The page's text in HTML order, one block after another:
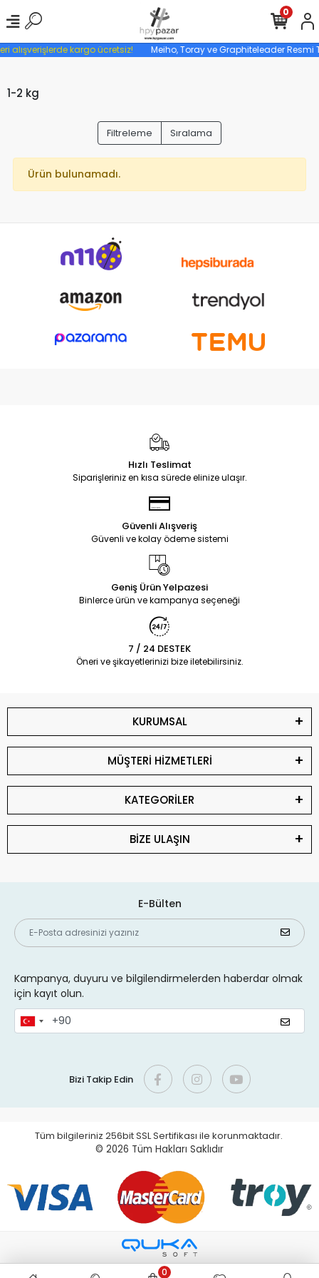
alışverişlerde kargo ücretsiz! Meiho, Toray ve Graphiteleader Resmi
0
1-2 kg
Filtreleme Sıralama
Ürün bulunamadı.
Hızlı Teslimat
Siparişleriniz en kısa sürede elinize ulaşır.
Güvenli Alışveriş
Güvenli ve kolay ödeme sistemi
Geniş Ürün Yelpazesi
Binlerce ürün ve kampanya seçeneği
7 / 24 DESTEK
Öneri ve şikayetlerinizi bize iletebilirsiniz.
KURUMSAL
MÜŞTERİ HİZMETLERİ
KATEGORİLER
BİZE ULAŞIN
E-Bülten
Kampanya, duyuru ve bilgilendirmelerden haberdar olmak
için kayıt olun.
Bizi Takip Edin
Tüm bilgileriniz 256bit SSL Sertifikası ile korunmaktadır.
© 2026 Tüm Hakları Saklıdır
0